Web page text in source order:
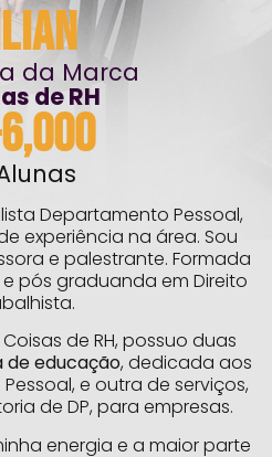
da Marca
de RH
6,000
Departamento Pessoal,
experiência na área. Sou
e palestrante. Formada
pós graduanda em Direito
de RH, possuo duas
de educação, dedicada aos
e outra de serviços,
de DP, para empresas.
energia e a maior parte